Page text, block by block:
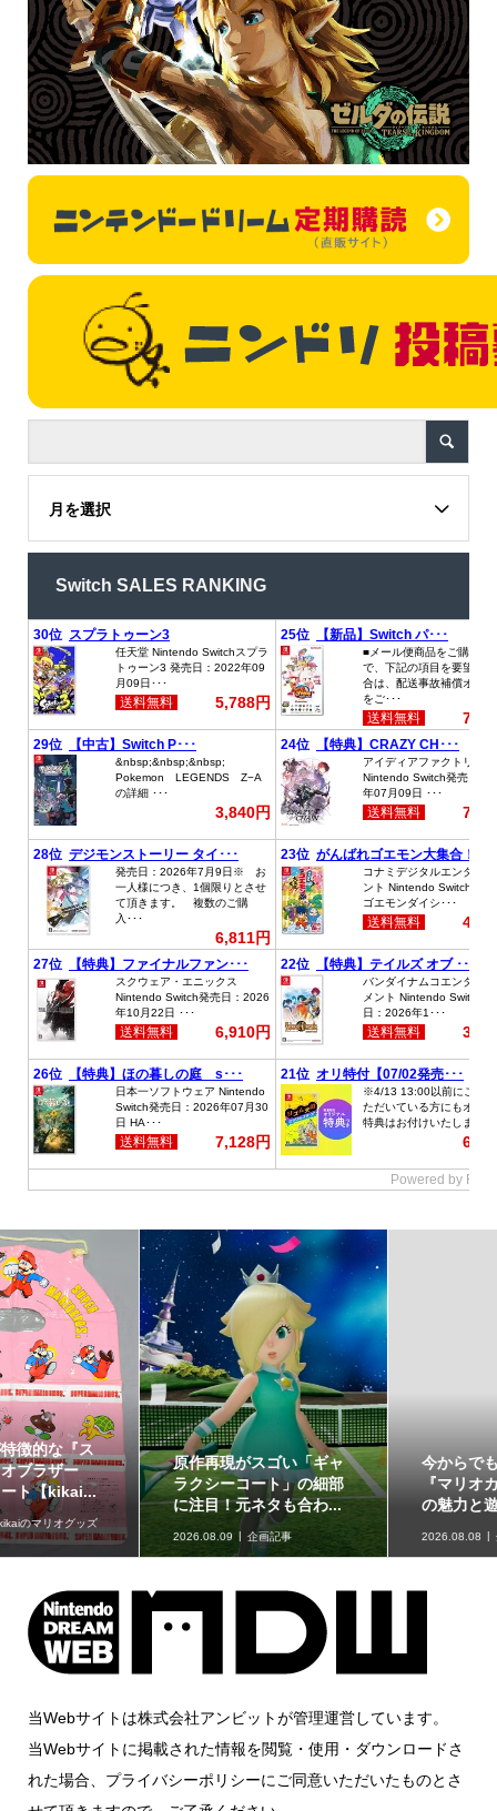
月を選択
Switch SALES RANKING
今からでも楽しめる！
『マリオカート ツアー』
の魅力と遊び方
2026.08.08 企画記事
長さ30cmの可動式プラモ
「ポケモンプラモコレク
ション セレクトシリー...
2026.08.08
当Webサイトは株式会社アンビットが管理運営しています。
当Webサイトに掲載された情報を閲覧・使用・ダウンロードさ
れた場合、プライバシーポリシーにご同意いただいたものとさ